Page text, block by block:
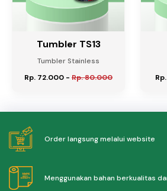
Tumbler TS13
Tumbler Stainless
Rp. 72.000 - Rp. 80.000
Order langsung melalui website
Menggunakan bahan berkualitas